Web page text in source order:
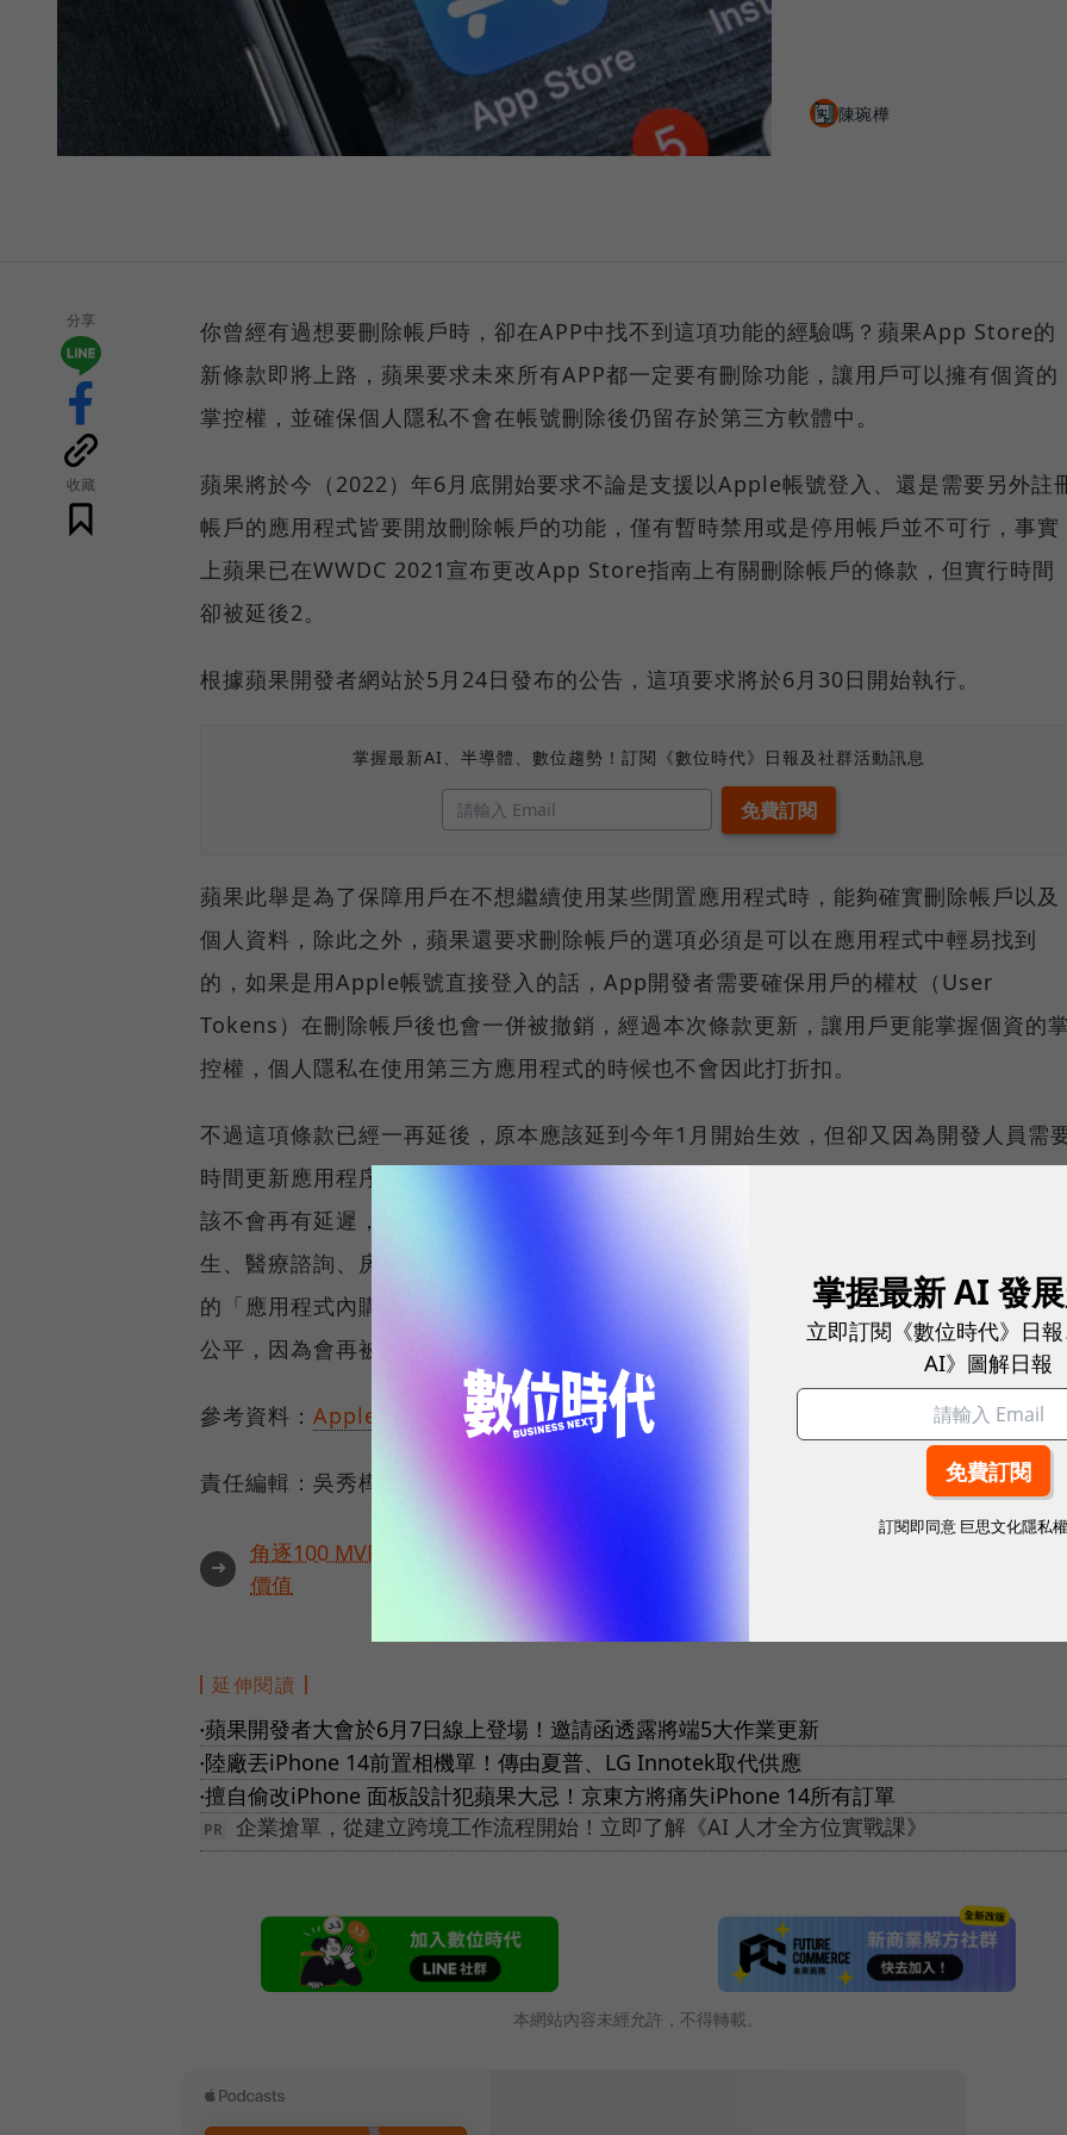
陳琬樺
分享
收藏
你曾經有過想要刪除帳戶時，卻在APP中找不到這項功能的經驗嗎？蘋果App Store的
新條款即將上路，蘋果要求未來所有APP都一定要有刪除功能，讓用戶可以擁有個資的
掌控權，並確保個人隱私不會在帳號刪除後仍留存於第三方軟體中。
蘋果將於今（2022）年6月底開始要求不論是支援以Apple帳號登入、還是需要另外註
帳戶的應用程式皆要開放刪除帳戶的功能，僅有暫時禁用或是停用帳戶並不可行，事實
上蘋果已在WWDC 2021宣布更改App Store指南上有關刪除帳戶的條款，但實行時間
卻被延後2。
根據蘋果開發者網站於5月24日發布的公告，這項要求將於6月30日開始執行。
掌握最新AI、半導體、數位趨勢！訂閱《數位時代》日報及社群活動訊息
蘋果此舉是為了保障用戶在不想繼續使用某些閒置應用程式時，能夠確實刪除帳戶以及
個人資料，除此之外，蘋果還要求刪除帳戶的選項必須是可以在應用程式中輕易找到
的，如果是用Apple帳號直接登入的話，App開發者需要確保用戶的權杖（User
Tokens）在刪除帳戶後也會一併被撤銷，經過本次條款更新，讓用戶更能掌握個資的
控權，個人隱私在使用第三方應用程式的時候也不會因此打折扣。
不過這項條款已經一再延後，原本應該延到今年1月開始生效，但卻又因為開發人員需
時間更新應用程序而延後，不過由於蘋果已經發布確切的公告，《The Verge》認為應
該不會再有延遲，而同時將在6月30號生效的條款還有另一條，蘋果要求提供像是輔導
生、醫療諮詢、房地產遊覽或健身培訓等線上即時服務的應用程式，僅能透過蘋果內建
的「應用程式內購買」作為付款方式，Facebook過去曾批評此項政策對小公司來說不
公平，因為會再被蘋果收取一筆額外的手續費。
參考資料： Apple Developer、 9to5Mac 、The Verge
責任編輯：吳秀樺
➜
角逐100 MVP盛典雙重榮耀！國際品牌X經理人特別肯定，展現AI時代最具潛力的核心
價值
延伸閱讀
●蘋果開發者大會於6月7日線上登場！邀請函透露將端5大作業更新
● 陸廠丟iPhone 14前置相機單！傳由夏普、LG Innotek取代供應
●擅自偷改iPhone 面板設計犯蘋果大忌！京東方將痛失iPhone 14所有訂單
企業搶單，從建立跨境工作流程開始！立即了解《AI 人才全方位實戰課》
本網站內容未經允許，不得轉載。
掌握最新 AI 發
立即訂閱《數位時代》日
AI》圖解日報
訂閱即同意 巨思文化隱私